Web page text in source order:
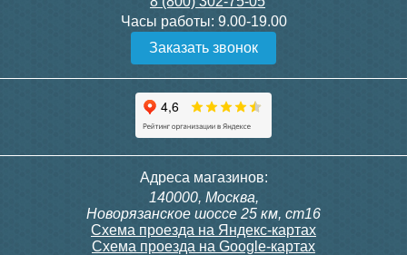
Конвектор ITT.080.200.1300
с решеткой GRILL.SGW-20-
Конвектор ITT.080.200.1000
с решеткой GRILL.SGW-20-
Подробнее Подробнее
300, 230В (врезной - квадр.
Siemens IRA 211
Часы работы: 9.00-19.00
Заказать звонок
Адреса магазинов:
140000, Москва,
Новорязанское шоссе 25 км, ст16
Схема проезда на Яндекс-картах
Схема проезда на Google-картах